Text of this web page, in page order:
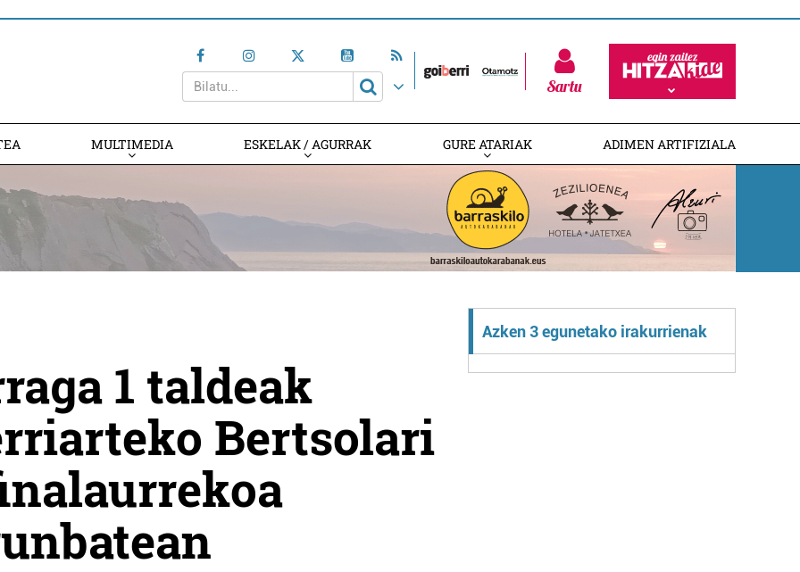
Sartu
MULTIMEDIA ESKELAK / AGURRAK GURE ATARIAK ADIMEN ARTIFIZIALA
1 taldeak
Bertsolari
Azken 3 egunetako irakurrienak